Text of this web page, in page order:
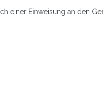
einer Einweisung an den